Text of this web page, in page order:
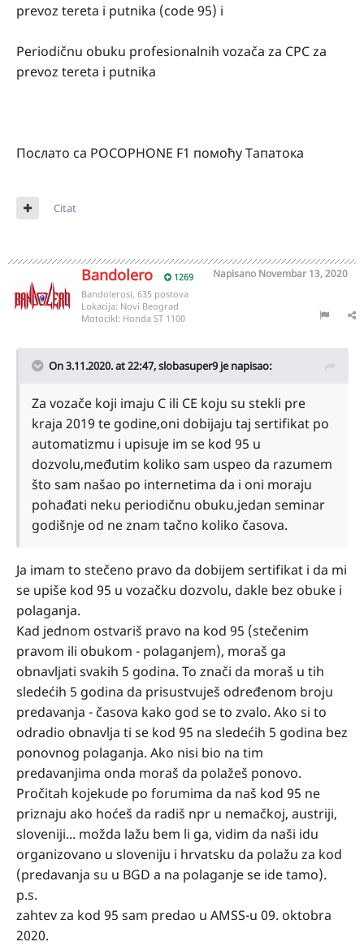
prevoz tereta i putnika (code 95) i
Periodičnu obuku profesionalnih vozača za CPC za
prevoz tereta i putnika
Послато са POCOPHONE F1 помоћу Тапатока
Citat
Bandolero 1269 Napisano Novembar 13, 2020
Bandolerosi, 635 postova
Lokacija: Novi Beograd
Motocikl: Honda ST 1100
On 3.11.2020. at 22:47,slobasuper9 je napisao:
Za vozače koji imaju C ili CE koju su stekli pre
kraja 2019 te godine,oni dobijaju taj sertifikat po
automatizmu i upisuje im se kod 95 u
dozvolu,međutim koliko sam uspeo da razumem
što sam našao po internetima da i oni moraju
pohađati neku periodičnu obuku,jedan seminar
godišnje od ne znam tačno koliko časova.
Ja imam to stečeno pravo da dobijem sertifikat i da mi
se upiše kod 95 u vozačku dozvolu, dakle bez obuke i
polaganja.
Kad jednom ostvariš pravo na kod 95 (stečenim
pravom ili obukom - polaganjem), moraš ga
obnavljati svakih 5 godina. To znači da moraš u tih
sledećih 5 godina da prisustvuješ određenom broju
predavanja - časova kako god se to zvalo. Ako si to
odradio obnavlja ti se kod 95 na sledećih 5 godina bez
ponovnog polaganja. Ako nisi bio na tim
predavanjima onda moraš da polažeš ponovo.
Pročitah kojekude po forumima da naš kod 95 ne
priznaju ako hoćeš da radiš npr u nemačkoj, austriji,
sloveniji... možda lažu bem li ga, vidim da naši idu
organizovano u sloveniju i hrvatsku da polažu za kod
(predavanja su u BGD a na polaganje se ide tamo).
p.s.
zahtev za kod 95 sam predao u AMSS-u 09. oktobra
2020.